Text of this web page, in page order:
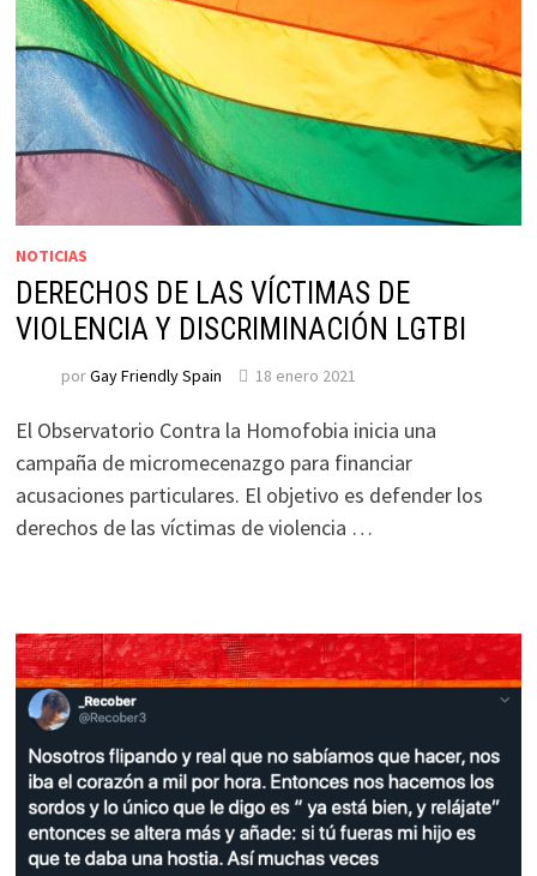
NOTICIAS
DERECHOS DE LAS VÍCTIMAS DE
VIOLENCIA Y DISCRIMINACIÓN LGTBI
porGay Friendly Spain 18 enero 2021
El Observatorio Contra la Homofobia inicia una
campaña de micromecenazgo para financiar
acusaciones particulares. El objetivo es defender los
derechos de las víctimas de violencia …